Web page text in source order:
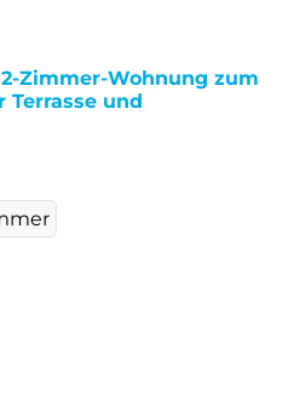
Zimmer-Wohnung zum
Terrasse und